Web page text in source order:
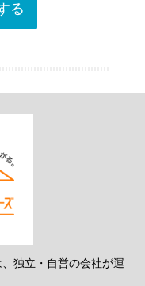
る
独立・自営の会社が運